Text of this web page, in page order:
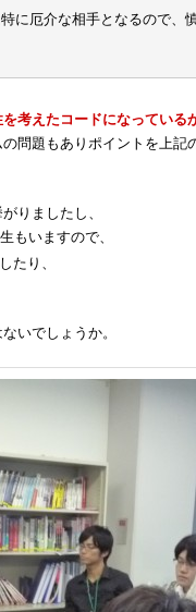
に厄介な相手となるので、
考えたコードになっている
問題もありポイントを上記
りましたし、
もいますので、
たり、
いでしょうか。